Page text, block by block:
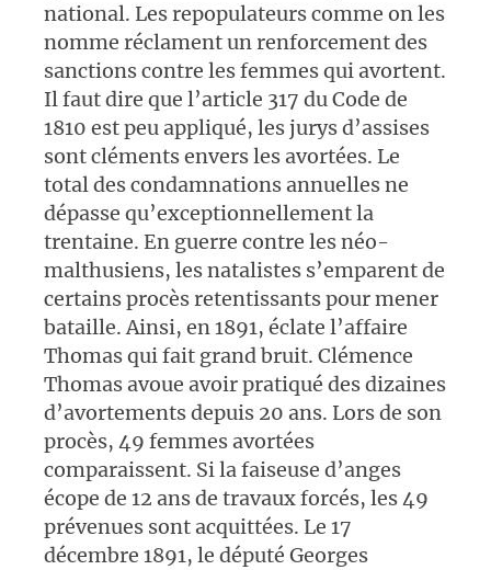
national. Les repopulateurs comme on les
nomme réclament un renforcement des
sanctions contre les femmes qui avortent.
Il faut dire que l’article 317 du Code de
1810 est peu appliqué, les jurys d’assises
sont cléments envers les avortées. Le
total des condamnations annuelles ne
dépasse qu’exceptionnellement la
trentaine. En guerre contre les néo-
malthusiens, les natalistes s’emparent de
certains procès retentissants pour mener
bataille. Ainsi, en 1891, éclate l’affaire
Thomas qui fait grand bruit. Clémence
Thomas avoue avoir pratiqué des dizaines
d’avortements depuis 20 ans. Lors de son
procès, 49 femmes avortées
comparaissent. Si la faiseuse d’anges
écope de 12 ans de travaux forcés, les 49
prévenues sont acquittées. Le 17
décembre 1891, le député Georges